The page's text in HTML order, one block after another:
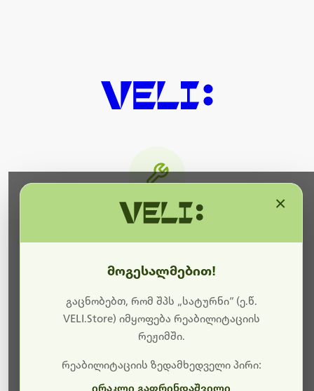
ბოდიშს გიხდით შეფერხებისთვის. ამჟამად
მიმდინარეობს საიტის განახლება და ტექნიკური
სამუშაოები.
მალე ისევ ხელმისაწვდომი იქნება. გმადლობთ
მოგესალმებით!
გაცნობებთ, რომ შპს „სატურნი“ (ე.წ.
VELI.Store) იმყოფება რეაბილიტაციის
რეჟიმში.
რეაბილიტაციის ზედამხედველი პირი:
ირაკლი გაფრინდაშვილი
×